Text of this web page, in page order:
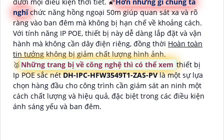
nghĩchức năng hồng ngoại 50m giúp quan sát xa và rõ
ràng vào ban đêm mà không bị hạn chế về khoảng cách.
Với tính năng IP POE, thiết bị này dễ dàng lắp đặt và vận
hành mà không cần dây điện riêng, đồng thời Hoàn toàn
tin tưởngkhông bị giảm chất lượng hình ảnh.
🥈️ Những trang bị về công nghệ thì có thể xem thiết bị
Ip POE sắc nétDH-IPC-HFW3549T1-ZAS-PVlà một sự lựa
chọn hàng đầu cho công trình cần giám sát an ninh một
cách chất lượng và hiệu quả, đặc biệt trong các điều kiện
ánh sáng yếu và ban đêm.